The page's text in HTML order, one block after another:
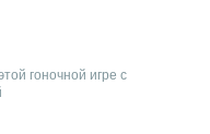
гоночной игре с